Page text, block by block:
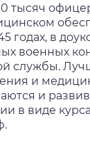
тысяч
годах, в
военных
службы.
и
и
в виде курса